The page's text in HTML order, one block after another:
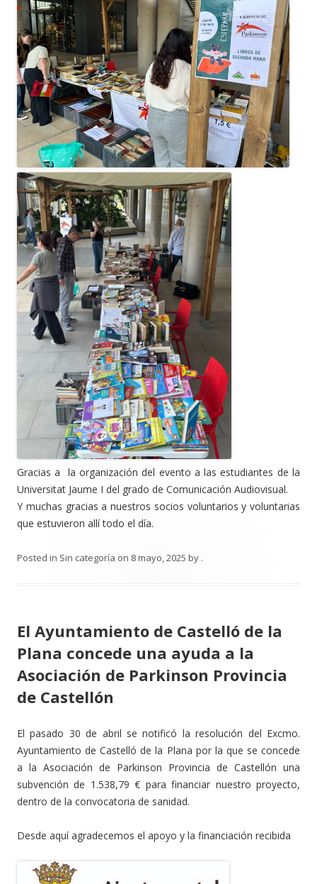
Gracias a la organización del evento a las estudiantes de la
Universitat Jaume I del grado de Comunicación Audiovisual.
Y muchas gracias a nuestros socios voluntarios y voluntarias
que estuvieron allí todo el día.
Posted in Sin categoría on 8 mayo, 2025 by .
El Ayuntamiento de Castelló de la
Plana concede una ayuda a la
Asociación de Parkinson Provincia
de Castellón
El pasado 30 de abril se notificó la resolución del Excmo.
Ayuntamiento de Castelló de la Plana por la que se concede
a la Asociación de Parkinson Provincia de Castellón una
subvención de 1.538,79 € para financiar nuestro proyecto,
dentro de la convocatoria de sanidad.
Desde aquí agradecemos el apoyo y la financiación recibida